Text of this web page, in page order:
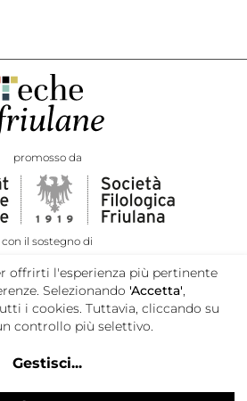
promosso da
con il sostegno di
offrirti l'esperienza più pertinente
Selezionando 'Accetta',
i cookies. Tuttavia, cliccando su
controllo più selettivo.
Gestisci...